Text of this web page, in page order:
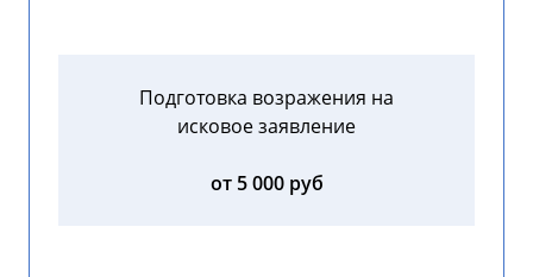
Подготовка возражения на
исковое заявление
от 5 000 руб